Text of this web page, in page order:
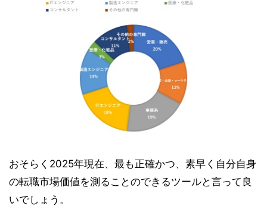
おそらく2025年現在、最も正確かつ、素早く自分自身
の転職市場価値を測ることのできるツールと言って良
いでしょう。